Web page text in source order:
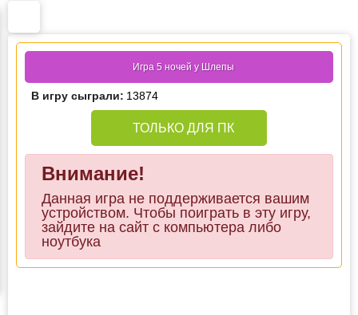
Игра 5 ночей у Шлепы
В игру сыграли: 13874
ТОЛЬКО ДЛЯ ПК
Внимание!
Данная игра не поддерживается вашим
устройством. Чтобы поиграть в эту игру,
зайдите на сайт с компьютера либо
ноутбука